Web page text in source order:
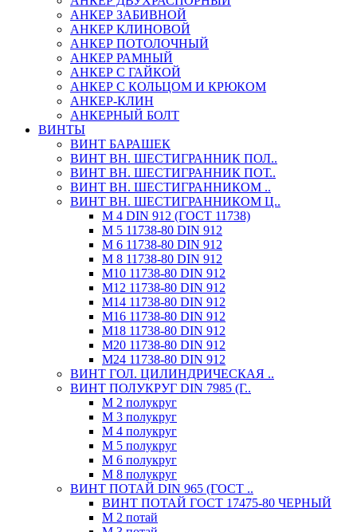
АНКЕР ЗАБИВНОЙ
АНКЕР КЛИНОВОЙ
АНКЕР ПОТОЛОЧНЫЙ
АНКЕР РАМНЫЙ
АНКЕР С ГАЙКОЙ
АНКЕР С КОЛЬЦОМ И КРЮКОМ
АНКЕР-КЛИН
АНКЕРНЫЙ БОЛТ
ВИНТЫ
ВИНТ БАРАШЕК
ВИНТ ВН. ШЕСТИГРАННИК ПОЛ..
ВИНТ ВН. ШЕСТИГРАННИК ПОТ..
ВИНТ ВН. ШЕСТИГРАННИКОМ ..
ВИНТ ВН. ШЕСТИГРАННИКОМ Ц..
М 4 DIN 912 (ГОСТ 11738)
М 5 11738-80 DIN 912
М 6 11738-80 DIN 912
М 8 11738-80 DIN 912
М10 11738-80 DIN 912
М12 11738-80 DIN 912
М14 11738-80 DIN 912
М16 11738-80 DIN 912
М18 11738-80 DIN 912
М20 11738-80 DIN 912
М24 11738-80 DIN 912
ВИНТ ГОЛ. ЦИЛИНДРИЧЕСКАЯ ..
ВИНТ ПОЛУКРУГ DIN 7985 (Г..
М 2 полукруг
М 3 полукруг
М 4 полукруг
М 5 полукруг
М 6 полукруг
М 8 полукруг
ВИНТ ПОТАЙ DIN 965 (ГОСТ ..
ВИНТ ПОТАЙ ГОСТ 17475-80 ЧЕРНЫЙ
М 2 потай